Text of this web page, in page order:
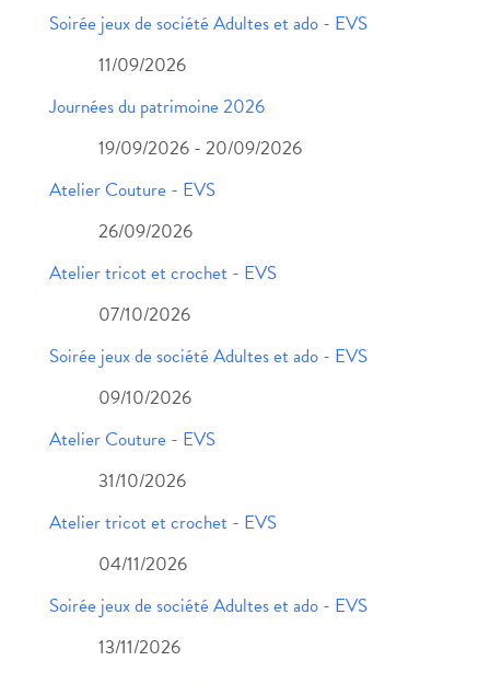
Soirée jeux de société Adultes et ado - EVS
11/09/2026
Journées du patrimoine 2026
19/09/2026 - 20/09/2026
Atelier Couture - EVS
26/09/2026
Atelier tricot et crochet - EVS
07/10/2026
Soirée jeux de société Adultes et ado - EVS
09/10/2026
Atelier Couture - EVS
31/10/2026
Atelier tricot et crochet - EVS
04/11/2026
Soirée jeux de société Adultes et ado - EVS
13/11/2026